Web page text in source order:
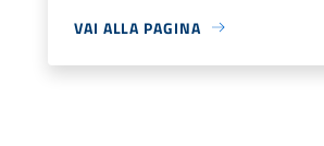
VAI ALLA PAGINA